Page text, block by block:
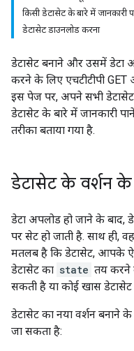
किसी डेटासेट के बारे में जानकारी
डेटासेट डाउनलोड करना
डेटासेट बनाने और उसमें डेटा
करने के लिए एचटीटीपी GET
इस पेज पर, अपने सभी
डेटासेट के बारे में जानकारी
तरीका बताया गया है.
डेटासेट के वर्शन के
डेटा अपलोड हो जाने के बाद,
पर सेट हो जाती है. साथ ही,
मतलब है कि डेटासेट, आपके
डेटासेट का state तय करने
सकती है या कोई खास डेटासेट
डेटासेट का नया वर्शन बनाने
जा सकता है: